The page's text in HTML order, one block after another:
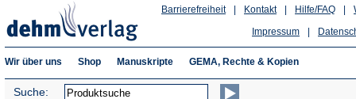
Hilfe/FAQ
Kontakt
Barrierefreiheit
Impressum
Wir über uns Shop Manuskripte GEMA, Rechte & Kopien
Suche: